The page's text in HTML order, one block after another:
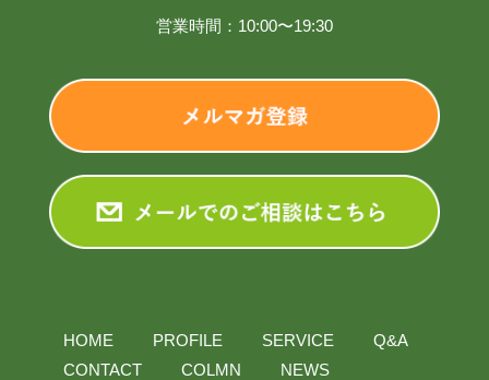
営業時間：10:00〜19:30
HOME PROFILE SERVICE
Q&A
CONTACT
COLMN
NEWS